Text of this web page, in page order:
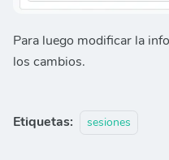
Para luego modificar la
los cambios.
Etiquetas: sesiones